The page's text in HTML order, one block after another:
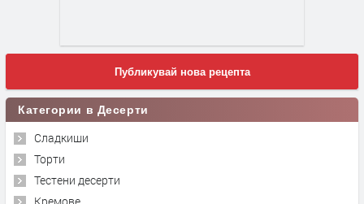
Публикувай нова рецепта
Категории в Десерти
Сладкиши
Торти
Тестени десерти
Кремове